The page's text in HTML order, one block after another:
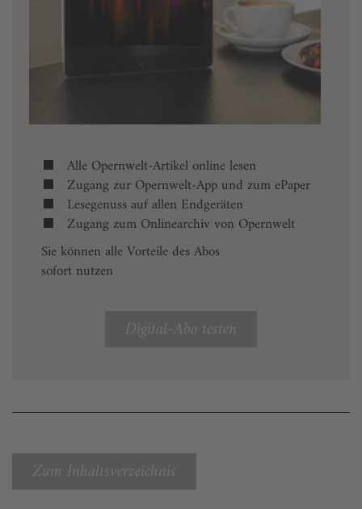
Alle Opernwelt-Artikel online lesen
Zugang zur Opernwelt-App und zum ePaper
Lesegenuss auf allen Endgeräten
Zugang zum Onlinearchiv von Opernwelt
Sie können alle Vorteile des Abos
sofort nutzen
Digital-Abo testen
Zum Inhaltsverzeichnis